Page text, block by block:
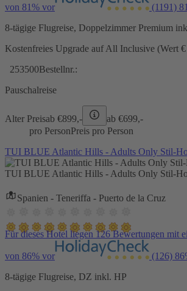
von 81% vor (1191)
8-tägige Flugreise, Doppelzimmer Premium
Kostenfreies Upgrade auf All Inclusive (Wert
253500Bestellnr.:
Pauschalreise
Alter Preisab €899,- ab €699,-
pro PersonPreis pro Person
TUI BLUE Atlantic Hills - Adults Only Stil-
TUI BLUE Atlantic Hills - Adults Only Stil-
Spanien - Teneriffa - Puerto de la Cruz
Für dieses Hotel liegen 126 Bewertungen mit
von 86% vor (126)
8-tägige Flugreise, DZ inkl. HP